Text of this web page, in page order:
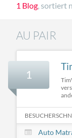
1 Blog, sortiert
AU PAIR
1
Auto